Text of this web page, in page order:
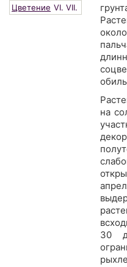
Цветение VI. VII.
на
30